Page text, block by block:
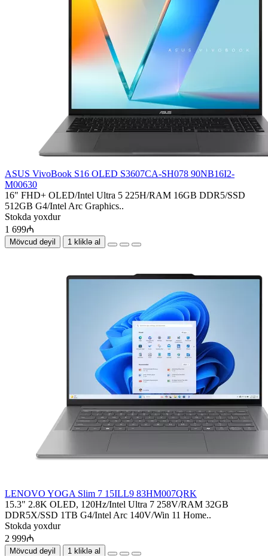
ASUS VivoBook S16 OLED S3607CA-SH078 90NB16I2-
M00630
16" FHD+ OLED/Intel Ultra 5 225H/RAM 16GB DDR5/SSD
512GB G4/Intel Arc Graphics..
Stokda yoxdur
1 699₼
Mövcud deyil 1 kliklə al
LENOVO YOGA Slim 7 15ILL9 83HM007QRK
15.3" 2.8K OLED, 120Hz/Intel Ultra 7 258V/RAM 32GB
DDR5X/SSD 1TB G4/Intel Arc 140V/Win 11 Home..
Stokda yoxdur
2 999₼
Mövcud deyil 1 kliklə al